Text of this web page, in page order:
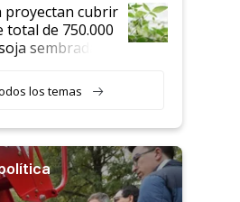
proyectan cubrir
total de 750.000
sembradas
marcan un
en genética y
los temas